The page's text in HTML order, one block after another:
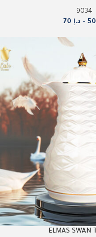
9034
– د.إ
ELMAS SWAN